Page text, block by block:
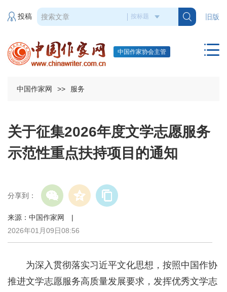
旧版
投稿
中国作家协会主管
中国作家网 >> 服务
关于征集2026年度文学志愿服务
示范性重点扶持项目的通知
分享到：
来源：中国作家网 |
2026年01月09日08:56
为深入贯彻落实习近平文化思想，按照中国作协
推进文学志愿服务高质量发展要求，发挥优秀文学志